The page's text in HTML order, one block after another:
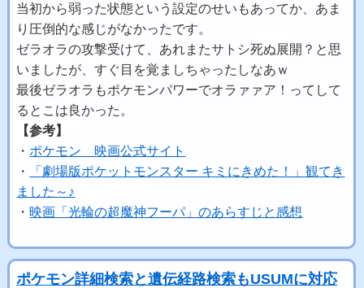
当初から弱った状態という設定のせいもあってか、あま
り圧倒的な感じがなかったです。
ゼラオラの攻撃受けて、あれまたサトシ死ぬ展開？と思
いましたが、すぐ目を覚ましちゃったしなあｗ
最後ゼラオラもポケモンパワーでオラァァア！ってして
るとこは良かった。
【参考】
・ ポケモン 映画公式サイト
・
「劇場版ポケットモンスター キミにきめた！」観てき
ました～♪
・ 映画「光輪の超魔神フーパ」のあらすじと感想
ポケモン詳細検索と遺伝経路検索もUSUMに対応